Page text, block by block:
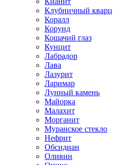
Клубничный кварц
Коралл
Корунд
Кошачий глаз
Кунцит
Лабрадор
Лава
Лазурит
Ларимар
Лунный камень
Майорка
Малахит
Морганит
Муранское стекло
Нефрит
Обсидиан
Оливин